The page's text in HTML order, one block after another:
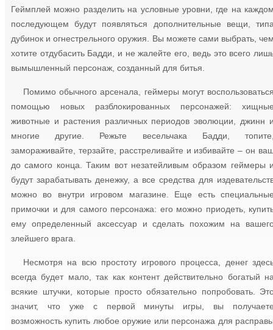
Геймплей можно разделить на условные уровни, где на
последующем будут появляться дополнительные вещи,
дубинок и огнестрельного оружия. Вы можете сами выбрать,
хотите отдубасить Бадди, и не жалейте его, ведь это всего
вымышленный персонаж, созданный для битья.
Помимо обычного арсенала, геймеры могут
помощью новых разблокированных персонажей:
животные и растения различных периодов эволюции, джинн
многие другие. Режьте весельчака Бадди,
замораживайте, терзайте, расстреливайте и избивайте – он
до самого конца. Таким вот незатейливым образом геймеры
будут зарабатывать денежку, а все средства для
можно во внутри игровом магазине. Еще есть
примочки и для самого персонажа: его можно приодеть,
ему определенный аксессуар и сделать похожим на
злейшего врага.
Несмотря на всю простоту игрового процесса, денег
всегда будет мало, так как контент действительно богатый
всякие штучки, которые просто обязательно попробовать.
значит, что уже с первой минуты игры, вы
возможность купить любое оружие или персонажа для